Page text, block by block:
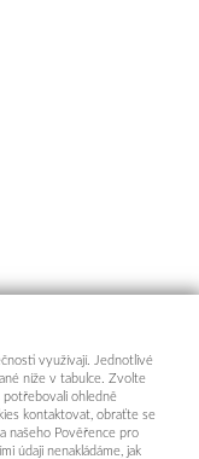
využívají. Jednotlivé
níže v tabulce. Zvolte
potřebovali ohledně
kontaktovat, obraťte se
našeho Pověřence pro
údaji nenakládáme, jak